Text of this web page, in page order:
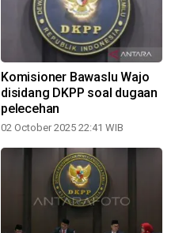
Komisioner Bawaslu Wajo
disidang DKPP soal dugaan
pelecehan
02 October 2025 22:41 WIB